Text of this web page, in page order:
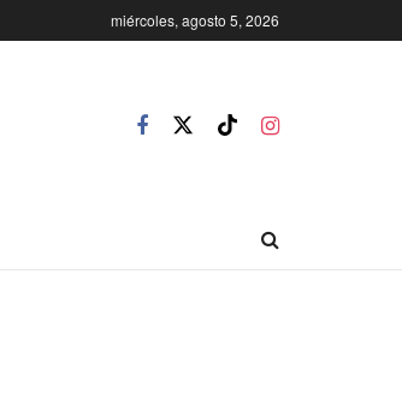
miércoles, agosto 5, 2026